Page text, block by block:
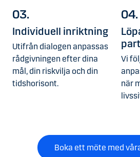
03.
Individuell inriktning
Utifrån dialogen anpassas
rådgivningen efter dina
mål, din riskvilja och din
tidshorisont.
04.
Vi
när
Boka ett möte med